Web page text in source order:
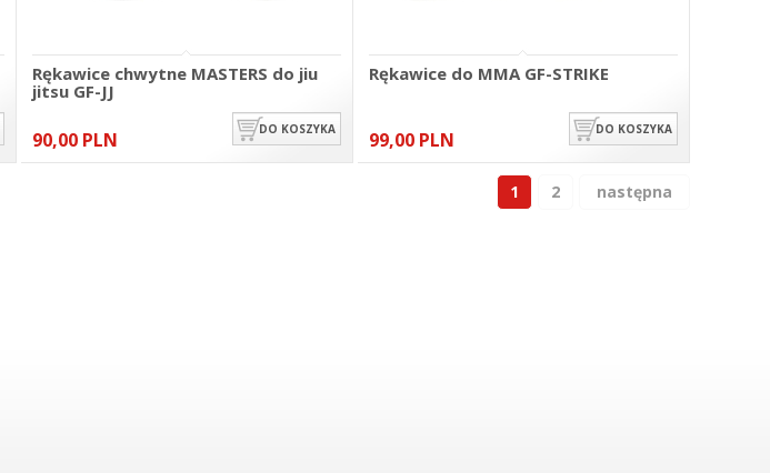
Rękawice chwytne MASTERS do jiu
jitsu GF-JJ
90,00 PLN DO KOSZYKA
Rękawice do MMA GF-STRIKE
99,00 PLN DO KOSZYKA
1 2 następna